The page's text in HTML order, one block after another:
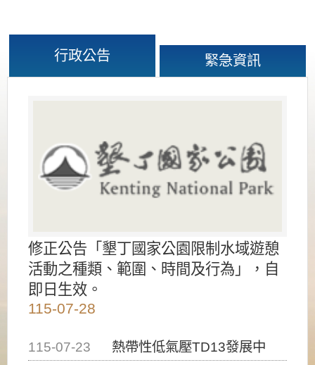
行政公告 緊急資訊
修正公告「墾丁國家公園限制水域遊憩
活動之種類、範圍、時間及行為」，自
即日生效。
115-07-28
115-07-23
熱帶性低氣壓TD13發展中